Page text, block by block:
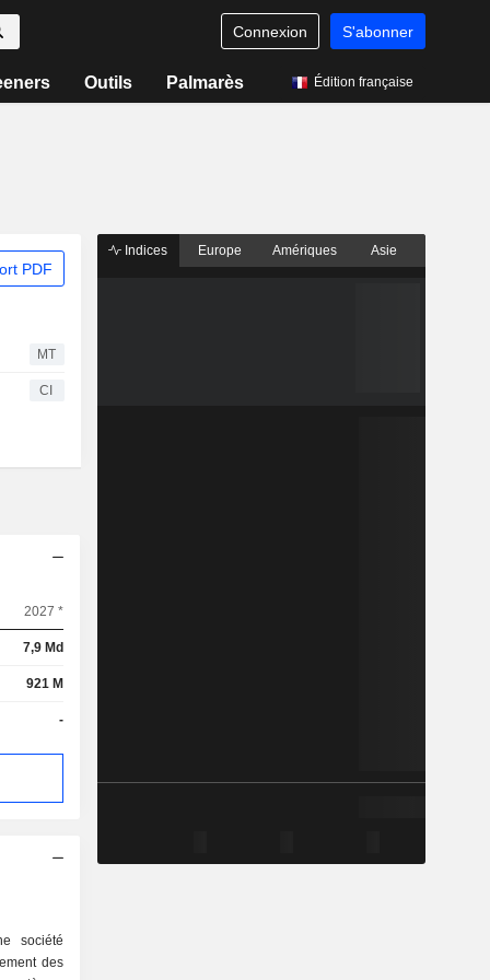
Connexion S'abonner
Outils Palmarès Édition française
PDF
MT
CI
2027 *
7,9 Md
921 M
-
société
des
Indices Europe Amériques Asie